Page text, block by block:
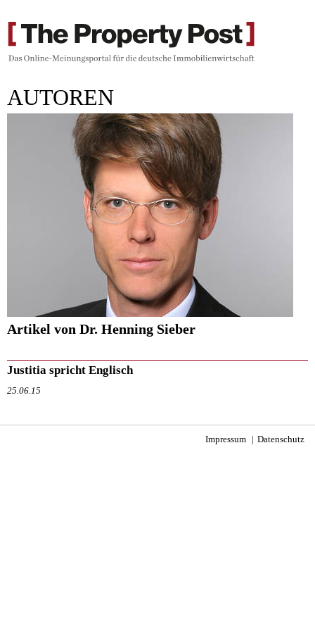
AUTOREN
Artikel von Dr. Henning Sieber
Justitia spricht Englisch
25.06.15
Impressum Datenschutz